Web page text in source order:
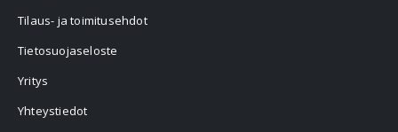
Tilaus- ja toimitusehdot
Tietosuojaseloste
Yritys
Yhteystiedot